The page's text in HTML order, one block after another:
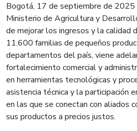
Bogotá, 17 de septiembre de 2025
Ministerio de Agricultura y
de mejorar los ingresos y la calidad
11.600 familias de pequeños
departamentos del país, viene
fortalecimiento comercial y
en herramientas tecnológicas y
asistencia técnica y la participación
en las que se conectan con aliados
sus productos a precios justos.